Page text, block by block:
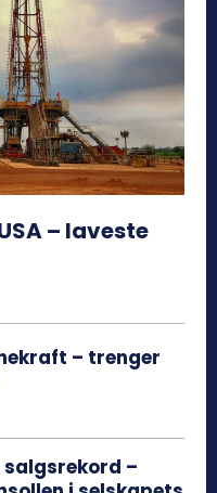
– laveste
– trenger
–